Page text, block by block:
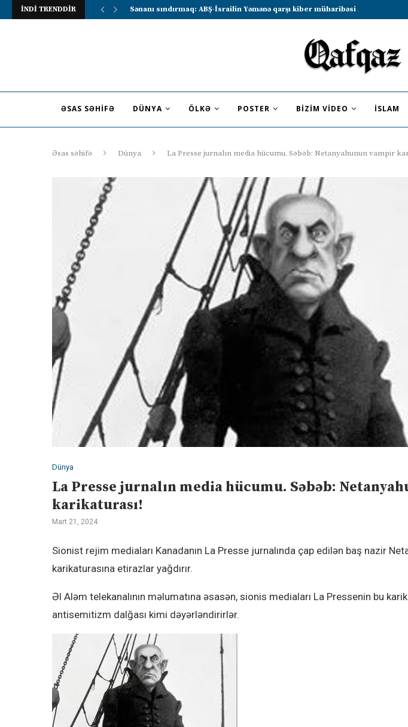
İNDİ TRENDDİR Lavrov Suriya prezidentini Rusiya–Ərəb sammitində iştirak etməyə dəvət...
ƏSAS SƏHIFƏ DÜNYA ÖLKƏ POSTER BIZIM VIDEO İSLAM
Əsas səhifə Dünya La Presse jurnalın media hücumu. Səbəb: Netanyahunun vampir
Dünya
La Presse jurnalın media hücumu. Səbəb:
karikaturası!
Mart 21, 2024
Sionist rejim mediaları Kanadanın La Presse jurnalında çap edilən baş nazir
karikaturasına etirazlar yağdırır.
Əl Aləm telekanalının məlumatına əsasən, sionis mediaları La Pressenin bu
antisemitizm dalğası kimi dəyərləndirirlər.